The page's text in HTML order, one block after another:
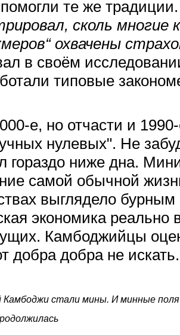
те же
сколь многие
охвачены
в своём
типовые
е, но отчасти и
нулевых". Не
гораздо ниже дна.
самой обычной
выглядело
экономика реально
Камбоджийцы
добра добра не искать.
Камбоджи стали мины. И минные